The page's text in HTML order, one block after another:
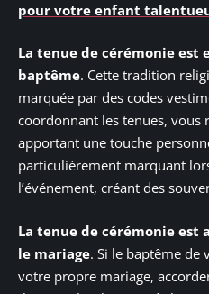
pour votre enfant
La tenue de cérémonie est
baptême. Cette tradition
marquée par des codes
coordonnant les tenues, vous
apportant une touche
particulièrement marquant
l’événement, créant des
La tenue de cérémonie est
le mariage. Si le baptême de
votre propre mariage,